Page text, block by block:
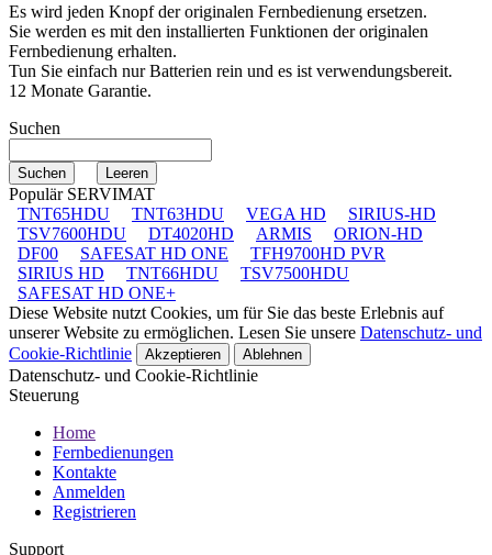
Es wird jeden Knopf der originalen Fernbedienung ersetzen.
Sie werden es mit den installierten Funktionen der originalen
Fernbedienung erhalten.
Tun Sie einfach nur Batterien rein und es ist verwendungsbereit.
12 Monate Garantie.
Suchen
Populär SERVIMAT
TNT65HDU
TNT63HDU VEGA HD
SIRIUS-HD
TSV7600HDU
DT4020HD ARMIS
ORION-HD
DF00
SAFESAT HD ONE
TFH9700HD PVR
SIRIUS HD
TNT66HDU
TSV7500HDU
SAFESAT HD ONE+
Diese Website nutzt Cookies, um für Sie das beste Erlebnis auf
unserer Website zu ermöglichen. Lesen Sie unsere Datenschutz- und
Cookie-Richtlinie
Akzeptieren Ablehnen
Datenschutz- und Cookie-Richtlinie
Steuerung
Home
Fernbedienungen
Kontakte
Anmelden
Registrieren
Support